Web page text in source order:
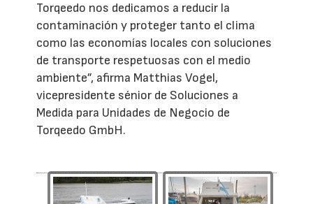
Torqeedo nos dedicamos a reducir la
contaminación y proteger tanto el clima
como las economías locales con soluciones
de transporte respetuosas con el medio
ambiente”, afirma Matthias Vogel,
vicepresidente sénior de Soluciones a
Medida para Unidades de Negocio de
Torqeedo GmbH.